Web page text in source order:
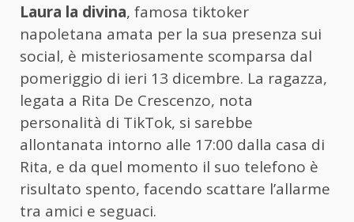
Laura la divina, famosa tiktoker
napoletana amata per la sua presenza sui
social, è misteriosamente scomparsa dal
pomeriggio di ieri 13 dicembre. La ragazza,
legata a Rita De Crescenzo, nota
personalità di TikTok, si sarebbe
allontanata intorno alle 17:00 dalla casa di
Rita, e da quel momento il suo telefono è
risultato spento, facendo scattare l’allarme
tra amici e seguaci.